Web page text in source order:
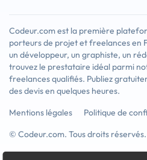
Codeur.com est la première
porteurs de projet et freelances en
un développeur, un graphiste, un
trouvez le prestataire idéal parmi
freelances qualifiés. Publiez
des devis en quelques heures.
Mentions légales
Politique de
© Codeur.com. Tous droits réservés.